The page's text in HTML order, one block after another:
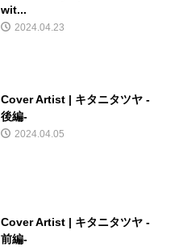
wit...
2024.04.23
Cover Artist | キタニタツヤ -
後編-
2024.04.05
Cover Artist | キタニタツヤ -
前編-